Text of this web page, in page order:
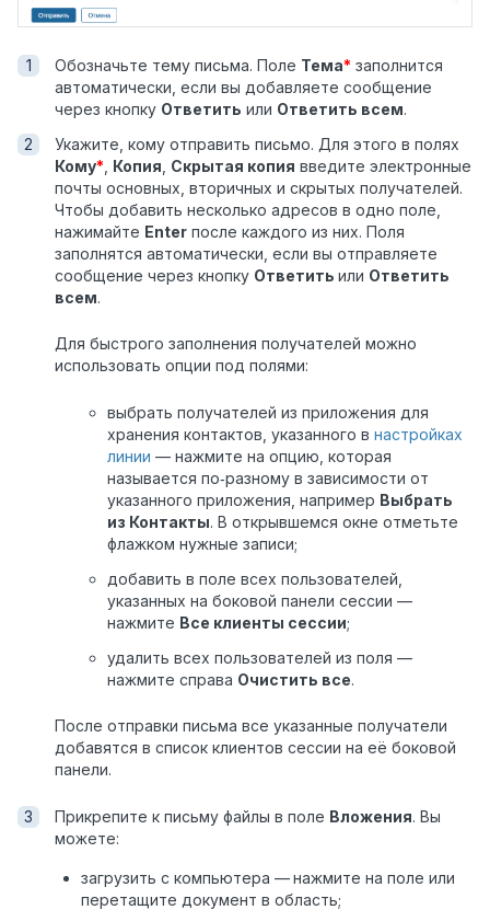
Обозначьте тему письма. Поле Тема* заполнится
автоматически, если вы добавляете сообщение
через кнопку Ответить или Ответить всем.
Укажите, кому отправить письмо. Для этого в полях
Кому* Копия Скрытая копия введите электронные
почты основных, вторичных и скрытых получателей.
Чтобы добавить несколько адресов в одно поле,
нажимайте Enter после каждого из них. Поля
заполнятся автоматически, если вы отправляете
сообщение через кнопку Ответить или Ответить
всем.
Для быстрого заполнения получателей можно
использовать опции под полями:
выбрать получателей из приложения для
хранения контактов, указанного в настройках
линии — нажмите на опцию, которая
называется по‑разному в зависимости от
указанного приложения, например Выбрать
из Контакты. В открывшемся окне отметьте
флажком нужные записи;
добавить в поле всех пользователей,
указанных на боковой панели сессии —
нажмите Все клиенты сессии;
удалить всех пользователей из поля —
нажмите справа Очистить все.
После отправки письма все указанные получатели
добавятся в список клиентов сессии на её боковой
панели.
Прикрепите к письму файлы в поле Вложения. Вы
можете:
загрузить с компьютера —нажмите на поле или
перетащите документ в область;